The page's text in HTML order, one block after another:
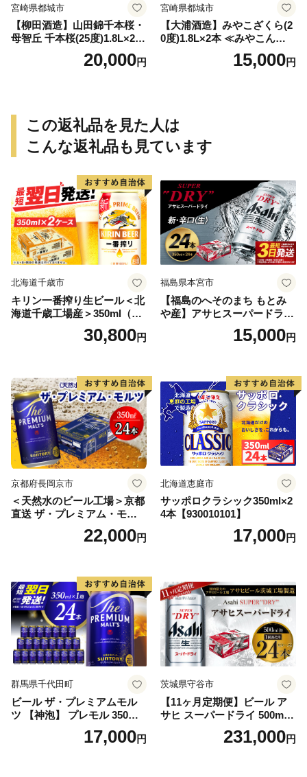
宮崎県都城市
【柳田酒造】山田錦千本桜・
母智丘 千本桜(25度)1.8L×2本
≪みやこんじょ特急便≫_AC
20,000円
宮崎県都城市
【大浦酒造】みやこざくら(2
0度)1.8L×2本 ≪みやこんじょ
特急便≫_MJ-077115,000円
この返礼品を見た人は
こんな返礼品も見ています
北海道千歳市
キリン一番搾り生ビール＜北
海道千歳工場産＞350ml（24
30,800円
福島県本宮市
【福島のへそのまち もとみ
や産】アサヒスーパードライ
350ml×24本 合計8.4L 1ケー
ス アルコール度数5% 缶ビー
口 送料無料 カメイ 本宮市
【07214-0206】
15,000円
京都府長岡京市
＜天然水のビール工場＞京都
直送 ザ・プレミアム・モル
ツ 350ml×24本 プレモル [149
22,000円
北海道恵庭市
サッポロクラシック350ml×2
4本【930010101】
17,000円
群馬県千代田町
ビール ザ・プレミアムモル
ツ 【神泡】 プレモル 350ml
× 24本 サントリー〈天然水の
ビール工場〉群馬※沖縄・離
17,000円
茨城県守谷市
【11ヶ月定期便】ビール ア
サヒ スーパードライ 500ml 2
4本 1ケース×11ヶ月 | アサヒ
ビール 究極の辛口 酒 お酒 ア
231,000円